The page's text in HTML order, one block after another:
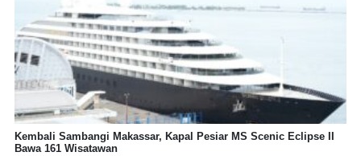
Kembali Sambangi Makassar, Kapal Pesiar MS Scenic Eclipse II
Bawa 161 Wisatawan